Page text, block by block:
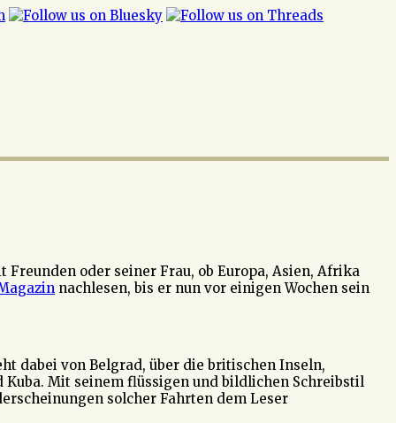
oder seiner Frau, ob Europa, Asien, Afrika
nachlesen, bis er nun vor einigen Wochen sein
dabei von Belgrad, über die britischen Inseln,
Kuba. Mit seinem flüssigen und bildlichen Schreibstil
solcher Fahrten dem Leser